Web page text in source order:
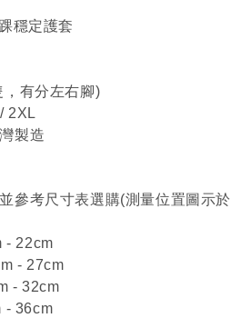
穩定護套
有分左右腳)
2XL
製造
參考尺寸表選購(測量位置圖示於
- 22cm
- 27cm
- 32cm
- 36cm